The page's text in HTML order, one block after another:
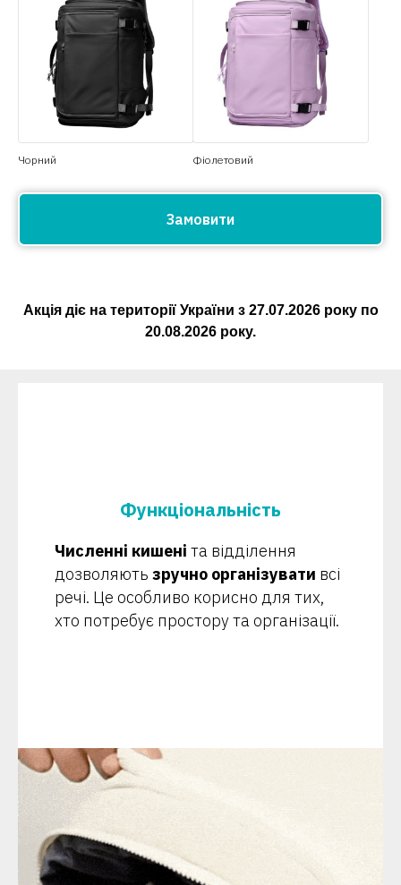
Чорний Фіолетовий
Замовити
Акція діє на території України з 27.07.2026року по
20.08.2026 року.
Функціональність
Численні кишені та відділення
дозволяють зручно організувати всі
речі. Це особливо корисно для тих,
хто потребує простору та організації.